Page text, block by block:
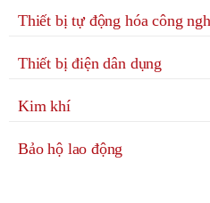
Thiết bị tự động hóa công
Thiết bị điện dân dụng
Kim khí
Bảo hộ lao động